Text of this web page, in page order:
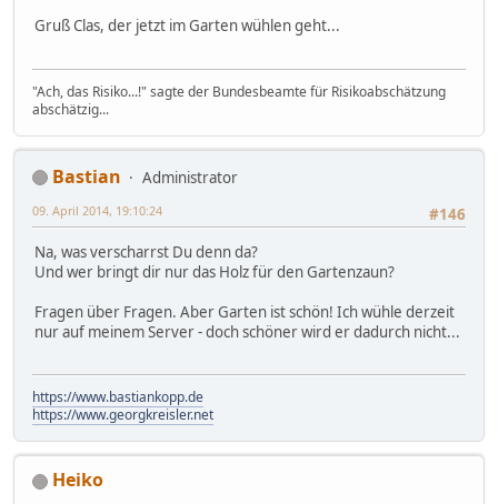
Gruß Clas, der jetzt im Garten wühlen geht...
"Ach, das Risiko...!" sagte der Bundesbeamte für Risikoabschätzung
abschätzig...
Bastian
Administrator
#146
09. April 2014, 19:10:24
Na, was verscharrst Du denn da?
Und wer bringt dir nur das Holz für den Gartenzaun?
Fragen über Fragen. Aber Garten ist schön! Ich wühle derzeit
nur auf meinem Server - doch schöner wird er dadurch nicht...
https://www.bastiankopp.de
https://www.georgkreisler.net
Heiko